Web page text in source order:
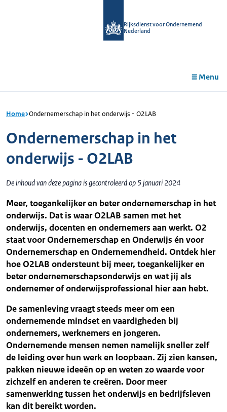
Rijksdienst voor Ondernemend
Nederland
Menu
Home Ondernemerschap in het onderwijs - O2LAB
Ondernemerschap in het
onderwijs - O2LAB
De inhoud van deze pagina is gecontroleerd op 5 januari 2024
Meer, toegankelijker en beter ondernemerschap in het
onderwijs. Dat is waar O2LAB samen met het
onderwijs, docenten en ondernemers aan werkt. O2
staat voor Ondernemerschap en Onderwijs én voor
Ondernemerschap en Ondernemendheid. Ontdek hier
hoe O2LAB ondersteunt bij meer, toegankelijker en
beter ondernemerschapsonderwijs en wat jij als
ondernemer of onderwijsprofessional hier aan hebt.
De samenleving vraagt steeds meer om een
ondernemende mindset en vaardigheden bij
ondernemers, werknemers en jongeren.
Ondernemende mensen nemen namelijk sneller zelf
de leiding over hun werk en loopbaan. Zij zien kansen,
pakken nieuwe ideeën op en weten zo waarde voor
zichzelf en anderen te creëren. Door meer
samenwerking tussen het onderwijs en bedrijfsleven
kan dit bereikt worden.